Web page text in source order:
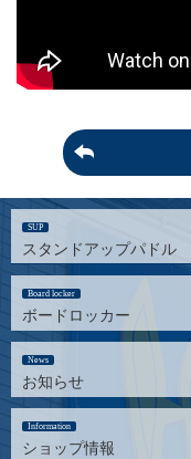
SUP
スタンドアップパドル
Board locker
ボードロッカー
News
お知らせ
Information
ショップ情報